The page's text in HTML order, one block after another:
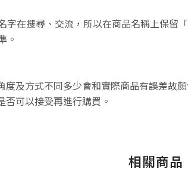
在搜尋、交流，所以在商品名稱上保
。
及方式不同多少會和實際商品有誤差故
可以接受再進行購買。
相關商品